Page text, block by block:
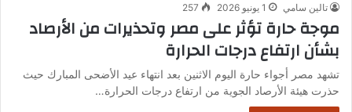
تالين سامي 1 يونيو 2026 257
موجة حارة تؤثر على مصر وتحذيرات من الأرصاد
بشأن ارتفاع درجات الحرارة
تشهد مصر أجواء حارة اليوم الاثنين بعد انتهاء عيد الأضحى المبارك حيث
حذرت هيئة الأرصاد الجوية من ارتفاع درجات الحرارة…